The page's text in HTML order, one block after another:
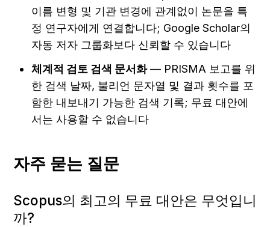
이름 변형 및 기관 변경에 관계없이 논문을 특
정 연구자에게 연결합니다; Google Scholar의
자동 저자 그룹화보다 신뢰할 수 있습니다
체계적 검토 검색 문서화 — PRISMA 보고를 위
한 검색 날짜, 불리언 문자열 및 결과 횟수를 포
함한 내보내기 가능한 검색 기록; 무료 대안에
서는 사용할 수 없습니다
자주 묻는 질문
Scopus의 최고의 무료 대안은 무엇입니
까?